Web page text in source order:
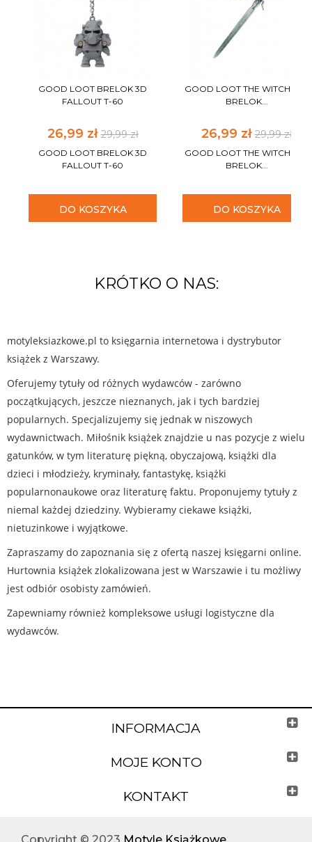
GOOD LOOT BRELOK 3D
FALLOUT T-60
26,99 zł29,99 zł
GOOD LOOT BRELOK 3D
FALLOUT T-60
DO KOSZYKA
GOOD LOOT THE WITCHER 3
BRELOK...
26,99 zł29,99 zł
GOOD LOOT THE WITCHER 3
BRELOK...
DO KOSZYKA
KRÓTKO O NAS:
motyleksiazkowe.pl to księgarnia internetowa i dystrybutor
książek z Warszawy.
Oferujemy tytuły od różnych wydawców - zarówno
początkujących, jeszcze nieznanych, jak i tych bardziej
popularnych. Specjalizujemy się jednak w niszowych
wydawnictwach. Miłośnik książek znajdzie u nas pozycje z wielu
gatunków, w tym literaturę piękną, obyczajową, książki dla
dzieci i młodzieży, kryminały, fantastykę, książki
popularnonaukowe oraz literaturę faktu. Proponujemy tytuły z
niemal każdej dziedziny. Wybieramy ciekawe książki,
nietuzinkowe i wyjątkowe.
Zapraszamy do zapoznania się z ofertą naszej księgarni online.
Hurtownia książek zlokalizowana jest w Warszawie i tu możliwy
jest odbiór osobisty zamówień.
Zapewniamy również kompleksowe usługi logistyczne dla
wydawców.
INFORMACJA
MOJE KONTO
KONTAKT